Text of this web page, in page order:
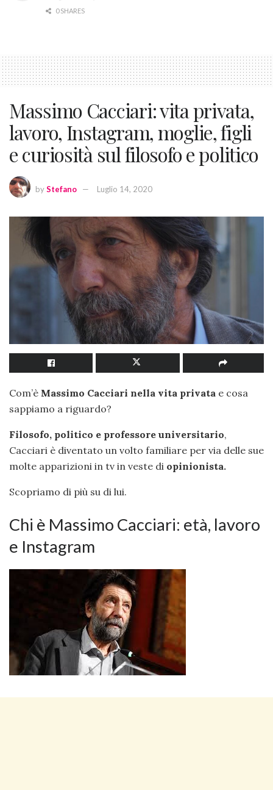
0 SHARES
Massimo Cacciari: vita privata,
lavoro, Instagram, moglie, figli
e curiosità sul filosofo e politico
byStefano Luglio 14, 2020
Com’è Massimo Cacciari nella vita privata e cosa
sappiamo a riguardo?
Filosofo, politico e professore universitario,
Cacciari è diventato un volto familiare per via delle sue
molte apparizioni in tv in veste di opinionista.
Scopriamo di più su di lui.
Chi è Massimo Cacciari: età, lavoro
e Instagram